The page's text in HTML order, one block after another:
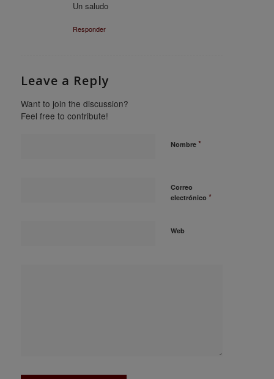
Un saludo
Responder
Leave a Reply
Want to join the discussion?
Feel free to contribute!
Nombre *
Correo
electrónico *
Web